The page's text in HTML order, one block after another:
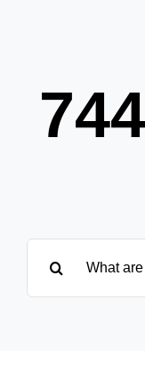
nach: